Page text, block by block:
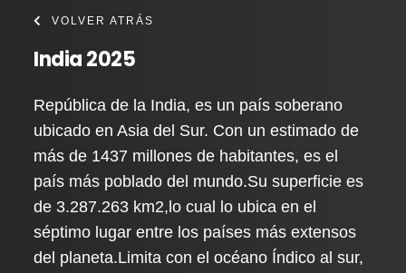
VOLVER ATRÁS
India 2025
República de la India, es un país soberano
ubicado en Asia del Sur. Con un estimado de
más de 1437 millones de habitantes, es el
país más poblado del mundo.Su superficie es
de 3.287.263 km2,lo cual lo ubica en el
séptimo lugar entre los países más extensos
del planeta.Limita con el océano Índico al sur,